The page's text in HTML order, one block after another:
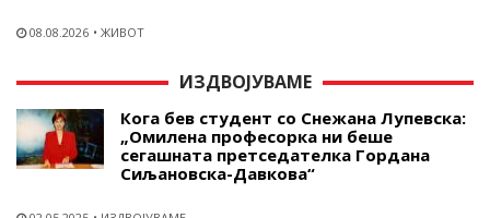
08.08.2026 ЖИВОТ
ИЗДВОЈУВАМЕ
Кога бев студент со Снежана Лупевска:
„Омилена професорка ни беше
сегашната претседателка Гордана
Сиљановска-Давкова“